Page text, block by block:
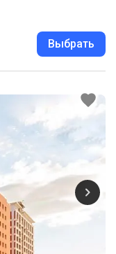
Выбрать